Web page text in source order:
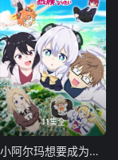
11集全
小阿尔玛想要成为家人